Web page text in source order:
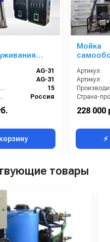
AG-31
AG-31
(л/мин):
15
Россия
Рабочее давление (бар):
корзину
Мойка
Артикул:
Артикул:
Гарантия:
228 000
товары